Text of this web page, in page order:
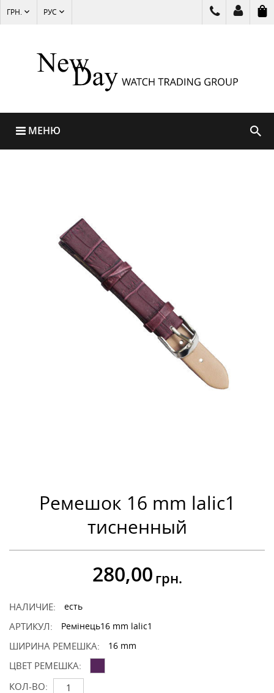
ГРН. РУС
МЕНЮ
Ремешок 16 mm lalic1
тисненный
280,00 грн.
НАЛИЧИЕ: есть
АРТИКУЛ: Ремінець16 mm lalic1
ШИРИНА РЕМЕШКА: 16 mm
ЦВЕТ РЕМЕШКА:
КОЛ-ВО: